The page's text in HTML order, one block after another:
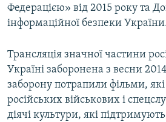
Федерацією» від 2015 року та
інформаційної безпеки
Трансляція значної частини
Україні заборонена з весни
заборону потрапили фільми,
російських військових і
діячі культури, які